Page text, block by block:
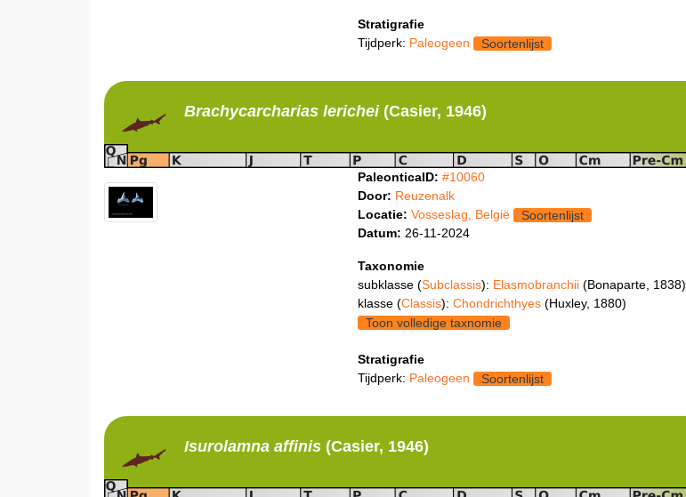
Stratigrafie
Tijdperk: Paleogeen Soortenlijst
Brachycarchariaslerichei (Casier, 1946)
PaleonticaID: #10060
Door: Reuzenalk
Locatie: Vosseslag, België
Soortenlijst
Datum: 26-11-2024
Taxonomie
subklasse (Subclassis): Elasmobranchii (Bonaparte, 1838)
klasse (Classis): Chondrichthyes (Huxley, 1880)
Toon volledige taxnomie
Stratigrafie
Tijdperk: Paleogeen Soortenlijst
Isurolamnaaffinis (Casier, 1946)